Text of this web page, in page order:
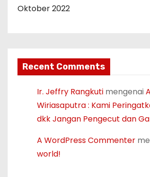
Oktober 2022
Recent Comments
Ir. Jeffry Rangkuti mengenai
Wiriasaputra : Kami
dkk Jangan Pengecut dan
A WordPress Commenter
world!